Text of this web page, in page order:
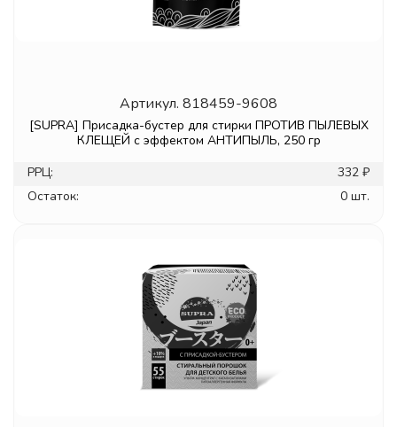
Артикул. 818459-9608
[SUPRA] Присадка-бустер для стирки ПРОТИВ ПЫЛЕВЫХ
КЛЕЩЕЙ с эффектом АНТИПЫЛЬ, 250 гр
РРЦ:
332 ₽
Остаток:
0 шт.